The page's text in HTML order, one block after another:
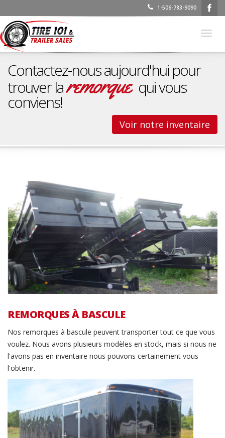
1-506-783-9090
Contactez-nous aujourd'hui pour
trouver laremorque qui vous
conviens!
Voir notre inventaire
Remorques à bascule
REMORQUES À BASCULE
Nos remorques à bascule peuvent transporter tout ce que vous
voulez. Nous avons plusieurs modèles en stock, mais si nous ne
l'avons pas en inventaire nous pouvons certainement vous
l'obtenir.
Remorque fermée